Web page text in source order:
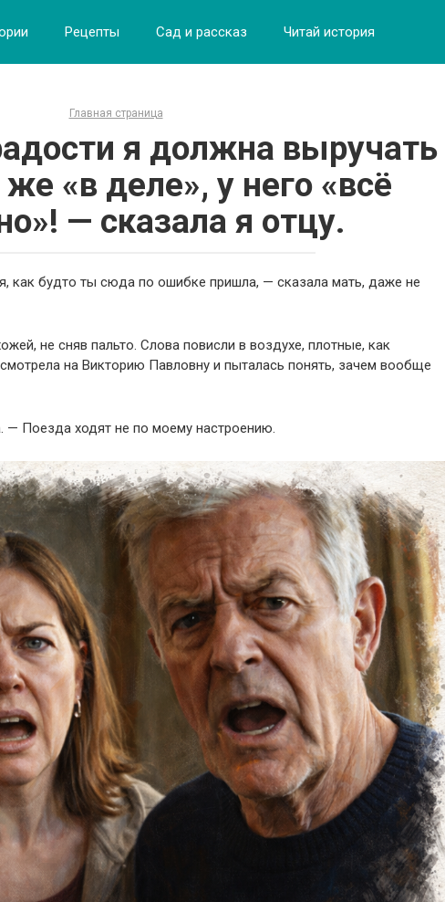
Рецепты Сад и рассказ Читай история
Главная страница
я должна выручать
«в деле», у него «всё
— сказала я отцу.
как будто ты сюда по ошибке пришла, — сказала мать, даже не
не сняв пальто. Слова повисли в воздухе, плотные, как
на Викторию Павловну и пыталась понять, зачем вообще
— Поезда ходят не по моему настроению.